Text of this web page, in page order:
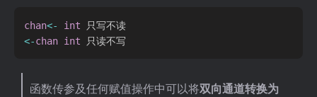
chan<- int
<-chan int
函数传参及任何赋值操作中可以将双向通道转换为